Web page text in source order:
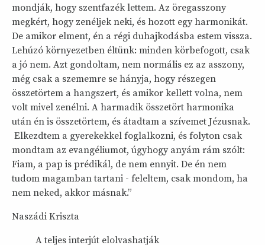
mondják, hogy szentfazék lettem. Az öregasszony
megkért, hogy zenéljek neki, és hozott egy harmonikát.
De amikor elment, én a régi duhajkodásba estem vissza.
Lehúzó környezetben éltünk: minden körbefogott, csak
a jó nem. Azt gondoltam, nem normális ez az asszony,
még csak a szememre se hányja, hogy részegen
összetörtem a hangszert, és amikor kellett volna, nem
volt mivel zenélni. A harmadik összetört harmonika
után én is összetörtem, és átadtam a szívemet Jézusnak.
Elkezdtem a gyerekekkel foglalkozni, és folyton csak
mondtam az evangéliumot, úgyhogy anyám rám szólt:
Fiam, a pap is prédikál, de nem ennyit. De én nem
tudom magamban tartani - feleltem, csak mondom, ha
nem neked, akkor másnak.”
Naszádi Kriszta
A teljes interjút elolvashatják